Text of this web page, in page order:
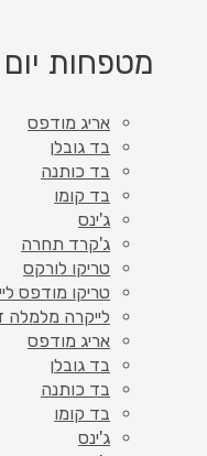
מטפחות יום
אריג מודפס
בד גובלן
בד כותנה
בד קומו
ג'ינס
ג'קרד תחרה
טריקו לורקס
טריקו מודפס
לייקרה מלמלה
אריג מודפס
בד גובלן
בד כותנה
בד קומו
ג'ינס